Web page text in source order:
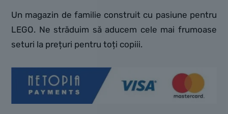
Un magazin de familie construit cu pasiune pentru
LEGO. Ne străduim să aducem cele mai frumoase
seturi la prețuri pentru toți copiii.